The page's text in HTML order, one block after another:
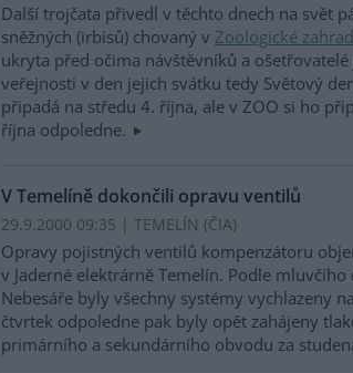
Další trojčata přivedl v těchto dnech na svět
sněžných (irbisů) chovaný v Zoologické
ukryta před očima návštěvníků a
veřejnosti v den jejich svátku tedy Světový
připadá na středu 4. října, ale v ZOO si ho
října odpoledne.
V Temelíně dokončili opravu ventilů
29.9.2000 09:35 | TEMELÍN (ČIA)
Opravy pojistných ventilů kompenzátoru
v Jaderné elektrárně Temelín. Podle
Nebesáře byly všechny systémy vychlazeny
čtvrtek odpoledne pak byly opět zahájeny
primárního a sekundárního obvodu za